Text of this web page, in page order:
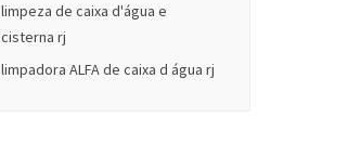
limpeza de caixa d'água e
cisterna rj
limpadora ALFA de caixa d água rj